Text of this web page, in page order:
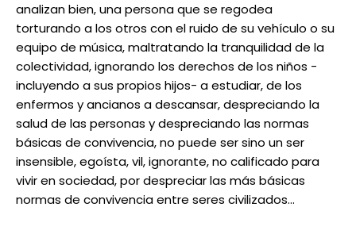
analizan bien, una persona que se regodea
torturando a los otros con el ruido de su vehículo o su
equipo de música, maltratando la tranquilidad de la
colectividad, ignorando los derechos de los niños -
incluyendo a sus propios hijos- a estudiar, de los
enfermos y ancianos a descansar, despreciando la
salud de las personas y despreciando las normas
básicas de convivencia, no puede ser sino un ser
insensible, egoísta, vil, ignorante, no calificado para
vivir en sociedad, por despreciar las más básicas
normas de convivencia entre seres civilizados…